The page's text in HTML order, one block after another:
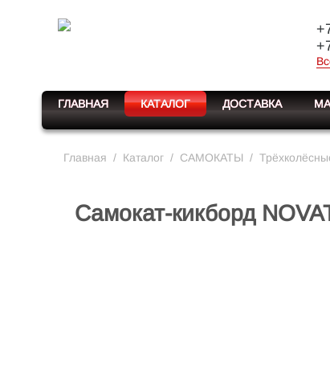
ГЛАВНАЯ КАТАЛОГ ДОСТАВКА
Главная / Каталог / САМОКАТЫ /
Самокат-кикборд